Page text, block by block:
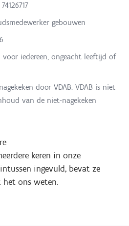
gebouwen
iedereen, ongeacht leeftijd of
door VDAB. VDAB is niet
van de niet-nagekeken
keren in onze
ingevuld, bevat ze
ons weten.